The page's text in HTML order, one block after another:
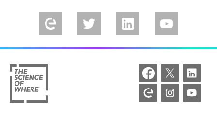
Experience Esri Community
Follow us on TwitterConnect with us on LinkedIn
Follow us on